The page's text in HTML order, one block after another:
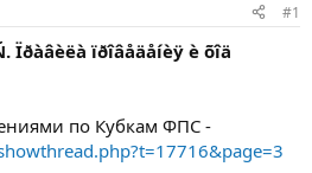
#1
Ïðàâèëà ïðîâåäåíèÿ è õîä
по Кубкам ФПС -